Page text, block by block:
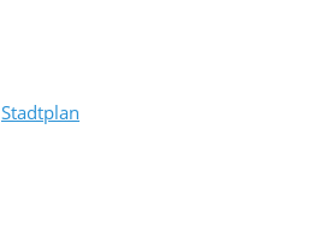
Stadtplan